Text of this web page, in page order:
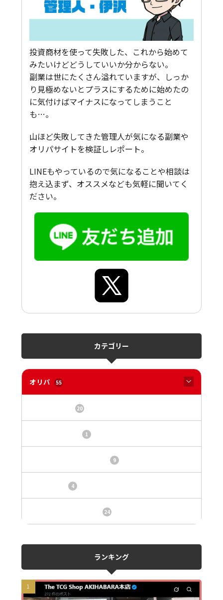
投資商材を使って失敗した、これから始めて
みたいけどどうしていいか分からない。
副業は世にたくさん溢れていますが、しっか
り見極めないとプラスにするために始めたの
に気付けばマイナスになってしまうこと
も…。
山ほど失敗してきた管理人が気になる副業や
オリパサイトを検証しレポート。
LINEもやっているので気になることや相談は
抱え込まず、オススメなども気軽に聞いてく
ださい。
カテゴリー
オリパ 55
20
1
9
4
24
ランキング